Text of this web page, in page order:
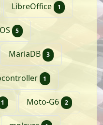
LibreOffice 1 artikel
5 artikelen
MariaDB 3 artikelen
1 artikel
1 artikelMoto-G6 2